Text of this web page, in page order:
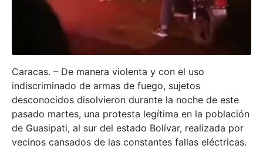
Caracas. – De manera violenta y con el uso
indiscriminado de armas de fuego, sujetos
desconocidos disolvieron durante la noche de este
pasado martes, una protesta legítima en la población
de Guasipati, al sur del estado Bolívar, realizada por
vecinos cansados de las constantes fallas eléctricas.